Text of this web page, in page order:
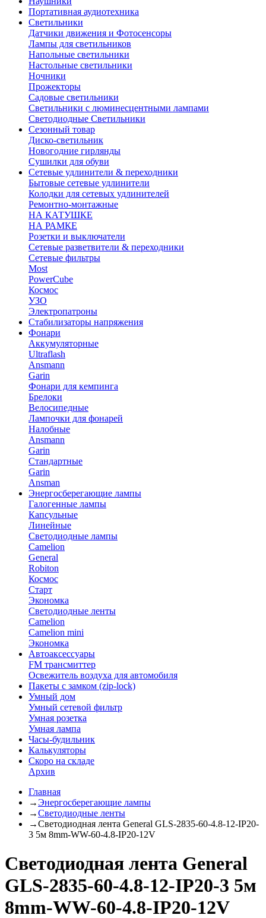
Портативная аудиотехника
Светильники
Датчики движения и Фотосенсоры
Лампы для светильников
Напольные светильники
Настольные светильники
Ночники
Прожекторы
Садовые светильники
Светильники с люминесцентными лампами
Светодиодные Светильники
Сезонный товар
Диско-светильник
Новогодние гирлянды
Сушилки для обуви
Сетевые удлинители & переходники
Бытовые сетевые удлинители
Колодки для сетевых удлинителей
Ремонтно-монтажные
НА КАТУШКЕ
НА РАМКЕ
Розетки и выключатели
Сетевые разветвители & переходники
Сетевые фильтры
Most
PowerCube
Космос
УЗО
Электропатроны
Стабилизаторы напряжения
Фонари
Аккумуляторные
Ultraflash
Ansmann
Garin
Фонари для кемпинга
Брелоки
Велосипедные
Лампочки для фонарей
Налобные
Ansmann
Garin
Стандартные
Garin
Ansman
Энергосберегающие лампы
Галогенные лампы
Капсульные
Линейные
Светодиодные лампы
Camelion
General
Robiton
Космос
Старт
Экономка
Светодиодные ленты
Camelion
Camelion mini
Экономка
Автоаксессуары
FM трансмиттер
Освежитель воздуха для автомобиля
Пакеты с замком (zip-lock)
Умный дом
Умный сетевой фильтр
Умная розетка
Умная лампа
Часы-будильник
Калькуляторы
Скоро на складе
Архив
Главная
→Энергосберегающие лампы
→Светодиодные ленты
→Светодиодная лента General GLS-2835-60-4.8-12-IP20-
3 5м 8mm-WW-60-4.8-IP20-12V
Светодиодная лента General
GLS-2835-60-4.8-12-IP20-3 5м
8mm-WW-60-4.8-IP20-12V